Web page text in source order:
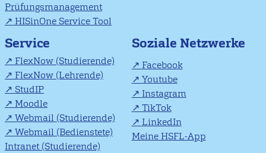
Prüfungsmanagement
HISinOne Service Tool
Service
FlexNow (Studierende)
FlexNow (Lehrende)
StudIP
Moodle
Webmail (Studierende)
Webmail (Bedienstete)
Intranet (Studierende)
Soziale Netzwerke
Facebook
Youtube
Instagram
TikTok
LinkedIn
Meine HSFL-App